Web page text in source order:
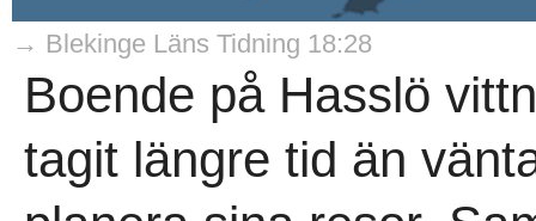
→ Blekinge Läns Tidning 18:28
Boende på Hasslö
tagit längre tid än